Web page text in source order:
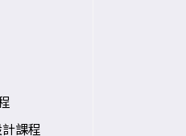
課程